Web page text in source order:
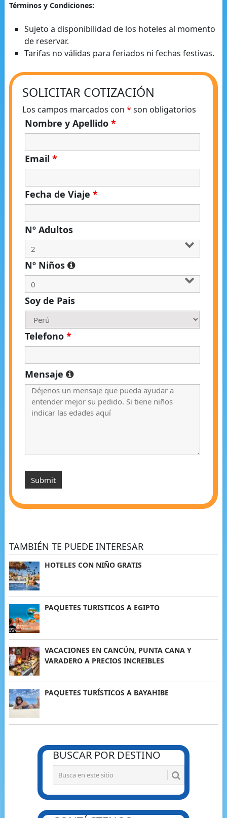
Términos y Condiciones:
Sujeto a disponibilidad de los hoteles al momento
de reservar.
Tarifas no válidas para feriados ni fechas festivas.
SOLICITAR COTIZACIÓN
Los campos marcados con * son obligatorios
Nombre y Apellido *
Email *
Fecha de Viaje *
Nº Adultos
Nº Niños
Soy de Pais
Telefono *
Mensaje
TAMBIÉN TE PUEDE INTERESAR
HOTELES CON NIÑO GRATIS
PAQUETES TURISTICOS A EGIPTO
VACACIONES EN CANCÚN, PUNTA CANA Y
VARADERO A PRECIOS INCREIBLES
PAQUETES TURÍSTICOS A BAYAHIBE
BUSCAR POR DESTINO